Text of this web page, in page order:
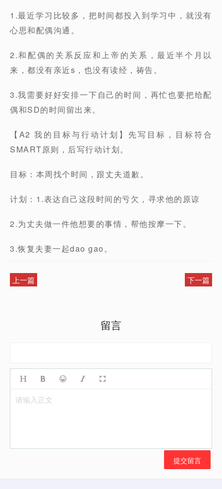
1.最近学习比较多，把时间都投入到学习中，就没有
心思和配偶沟通。
2.和配偶的关系反应和上帝的关系，最近半个月以
来，都没有亲近s，也没有读经，祷告。
3.我需要好好安排一下自己的时间，再忙也要把给配
偶和SD的时间留出来。
【A2 我的目标与行动计划】先写目标，目标符合
SMART原则，后写行动计划。
目标：本周找个时间，跟丈夫道歉。
计划：1.表达自己这段时间的亏欠，寻求他的原谅
2.为丈夫做一件他想要的事情，帮他按摩一下。
3.恢复夫妻一起dao gao。
上一篇 下一篇
留言
请输入正文
提交留言